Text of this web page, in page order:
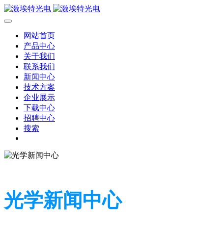
网站首页
产品中心
关于我们
联系我们
新闻中心
技术方案
企业展示
下载中心
招聘中心
搜索
光学新闻中心